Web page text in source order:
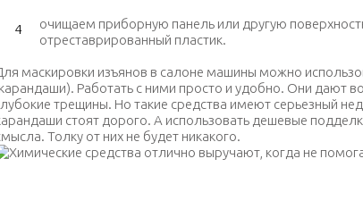
очищаем приборную панель или другую
отреставрированный пластик.
маскировки изъянов в салоне машины можно
Работать с ними просто и удобно. Они дают
трещины. Но такие средства имеют серьезный
стоят дорого. А использовать дешевые
Толку от них не будет никакого.